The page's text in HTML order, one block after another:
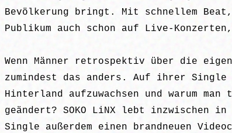
Bevölkerung bringt. Mit schnellem
Publikum auch schon auf Live-
Wenn Männer retrospektiv über die
zumindest das anders. Auf ihrer
Hinterland aufzuwachsen und warum
geändert? SOKO LiNX lebt inzwischen
Single außerdem einen brandneuen